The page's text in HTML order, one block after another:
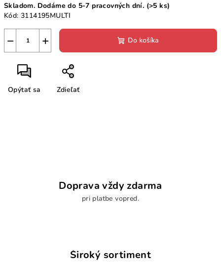
cena:
Skladom. Dodáme do 5-7 pracovných dní. (>5 ks)
Kód: 3114195MULTI
+
− Do košíka
Opýtať sa Zdieľať
Doprava vždy zdarma
pri platbe vopred.
Široký sortiment